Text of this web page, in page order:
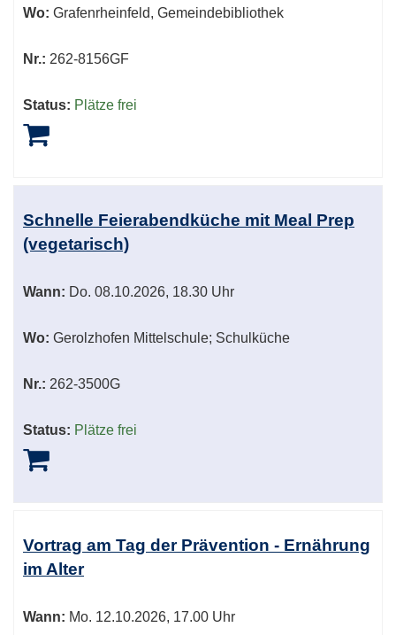
Wo: Grafenrheinfeld, Gemeindebibliothek
Nr.: 262-8156GF
Status: Plätze frei
Schnelle Feierabendküche mit Meal Prep
(vegetarisch)
Wann: Do. 08.10.2026, 18.30 Uhr
Wo: Gerolzhofen Mittelschule; Schulküche
Nr.: 262-3500G
Status: Plätze frei
Vortrag am Tag der Prävention - Ernährung
im Alter
Wann: Mo. 12.10.2026, 17.00 Uhr